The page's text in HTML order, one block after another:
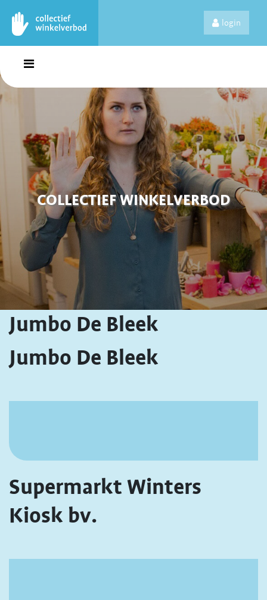
login
COLLECTIEF WINKELVERBOD
Jumbo De Bleek
Jumbo De Bleek
Supermarkt Winters
Kiosk bv.